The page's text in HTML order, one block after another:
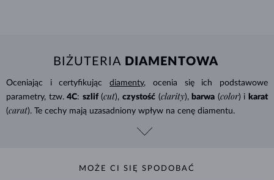
BIŻUTERIA DIAMENTOWA
Oceniając i certyfikującdiamenty, ocenia się ich podstawowe
parametry, tzw. 4C: szlif (cut), czystość (clarity), barwa (color) i karat
(carat). Te cechy mają uzasadniony wpływ na cenę diamentu.
MOŻE CI SIĘ SPODOBAĆ